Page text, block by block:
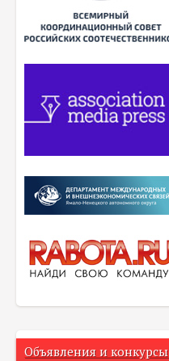
Объявления и конкурсы